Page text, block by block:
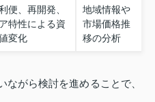
便、再開発、
特性による資
変化
地域情報や
市場価格推
移の分析
がら検討を進めることで、